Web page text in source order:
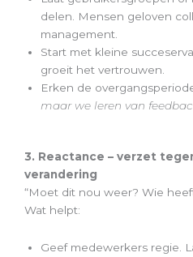
delen. Mensen geloven
management.
Start met kleine
groeit het vertrouwen.
Erken de
maar we leren van
3. Reactance – verzet
verandering
“Moet dit nou weer? Wie
Wat helpt:
Geef medewerkers regie.